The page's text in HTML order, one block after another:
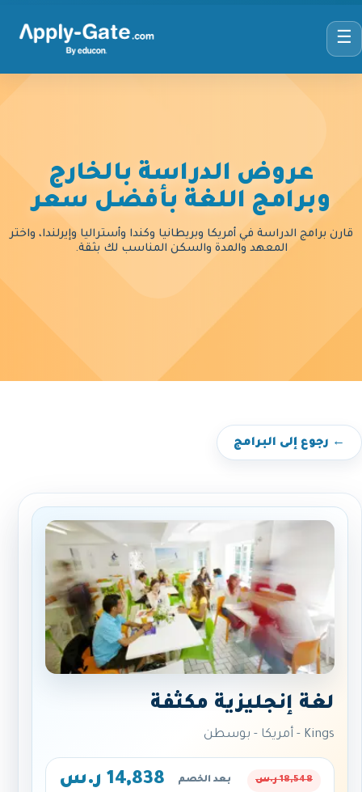
☰
عروض الدراسة بالخارج
وبرامج اللغة بأفضل سعر
قارن برامج الدراسة في أمريكا وبريطانيا وكندا وأستراليا وإيرلندا، واختر
المعهد والمدة والسكن المناسب لك بثقة.
← رجوع إلى البرامج
لغة إنجليزية مكثفة
Kings - أمريكا - بوسطن
18,548 ر.س بعد الخصم 14,838 ر.س